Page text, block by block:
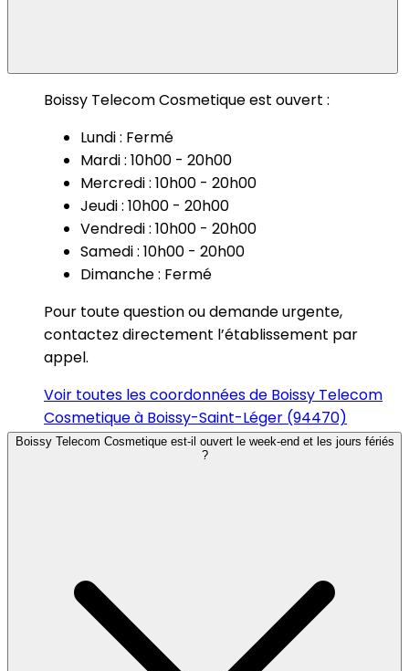
Boissy Telecom Cosmetique est ouvert :
Lundi : Fermé
Mardi : 10h00 - 20h00
Mercredi : 10h00 - 20h00
Jeudi : 10h00 - 20h00
Vendredi : 10h00 - 20h00
Samedi : 10h00 - 20h00
Dimanche : Fermé
Pour toute question ou demande urgente,
contactez directement l’établissement par
appel.
Voir toutes les coordonnées de Boissy Telecom
Cosmetique à Boissy-Saint-Léger (94470)
Boissy Telecom Cosmetique est-il ouvert le week-end et les jours fériés
?